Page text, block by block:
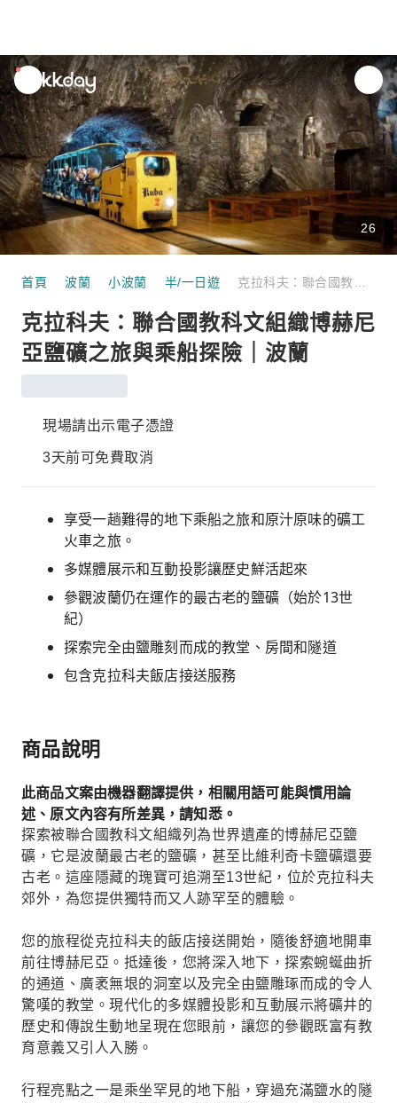
unread
notifications
26
首頁 波蘭 小波蘭 半/一日遊
克拉科夫：聯合國教科文組織博赫尼
亞鹽礦之旅與乘船探險｜波蘭
現場請出示電子憑證
3天前可免費取消
享受一趟難得的地下乘船之旅和原汁原味的礦工
火車之旅。
多媒體展示和互動投影讓歷史鮮活起來
參觀波蘭仍在運作的最古老的鹽礦（始於13世
紀）
探索完全由鹽雕刻而成的教堂、房間和隧道
包含克拉科夫飯店接送服務
商品說明
此商品文案由機器翻譯提供，相關用語可能與慣用論
述、原文內容有所差異，請知悉。
探索被聯合國教科文組織列為世界遺產的博赫尼亞鹽
礦，它是波蘭最古老的鹽礦，甚至比維利奇卡鹽礦還要
古老。這座隱藏的瑰寶可追溯至13世紀，位於克拉科夫
郊外，為您提供獨特而又人跡罕至的體驗。
您的旅程從克拉科夫的飯店接送開始，隨後舒適地開車
前往博赫尼亞。抵達後，您將深入地下，探索蜿蜒曲折
的通道、廣袤無垠的洞室以及完全由鹽雕琢而成的令人
驚嘆的教堂。現代化的多媒體投影和互動展示將礦井的
歷史和傳說生動地呈現在您眼前，讓您的參觀既富有教
育意義又引人入勝。
行程亮點之一是乘坐罕見的地下船，穿過充滿鹽水的隧